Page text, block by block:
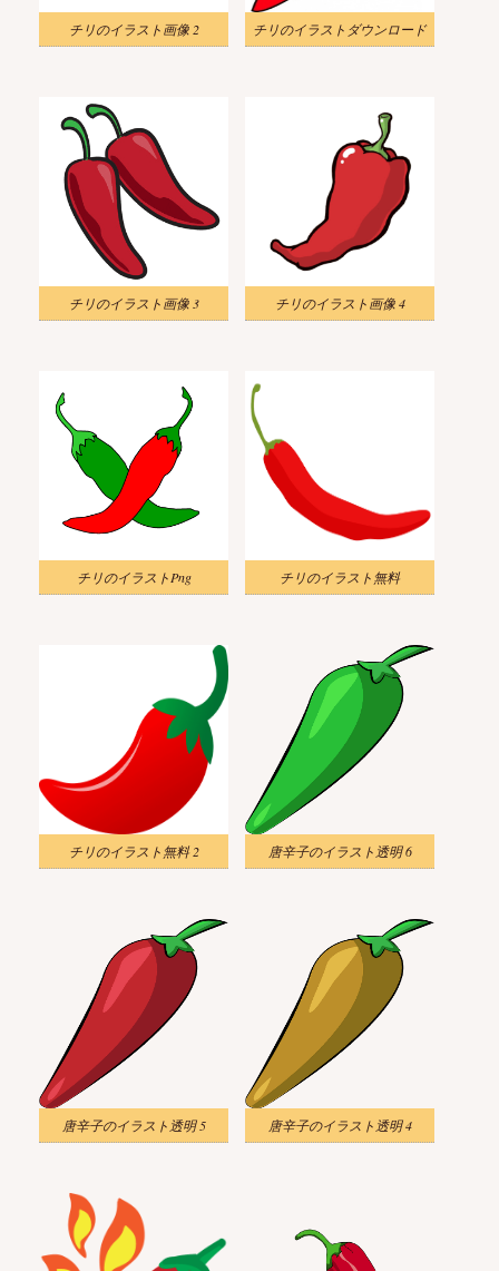
チリのイラスト画像 2 チリのイラストダウンロード
チリのイラスト画像 3 チリのイラスト画像 4
チリのイラストPng チリのイラスト無料
チリのイラスト無料 2 唐辛子のイラスト透明 6
唐辛子のイラスト透明 5 唐辛子のイラスト透明 4